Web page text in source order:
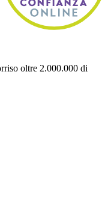
oltre 2.000.000 di